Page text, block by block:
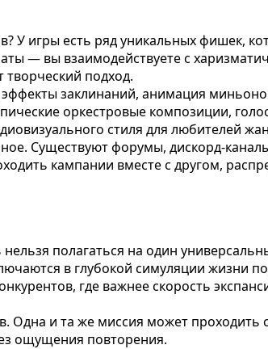
У игры есть ряд уникальных фишек,
— вы взаимодействуете с
подход.
заклинаний, анимация
оркестровые композиции,
стиля для любителей
Существуют форумы, дискорд-
кампании вместе с другом,
полагаться на один
в глубокой симуляции жизни
где важнее скорость
Одна и та же миссия может
ощущения повторения.